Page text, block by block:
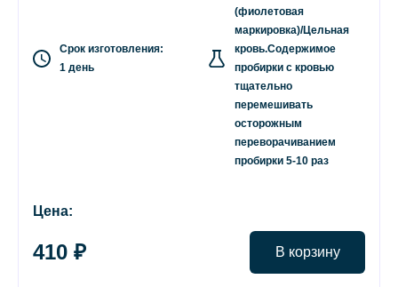
Срок изготовления:
1 день
(фиолетовая
маркировка)/Цельная
кровь.Содержимое
пробирки с кровью
тщательно
перемешивать
осторожным
переворачиванием
пробирки 5-10 раз
Цена:
410 ₽ В корзину